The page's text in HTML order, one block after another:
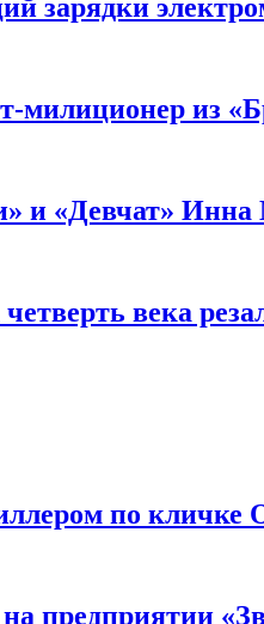
зарядки
милиционер из
и «Девчат»
века
по кличке
предприятии